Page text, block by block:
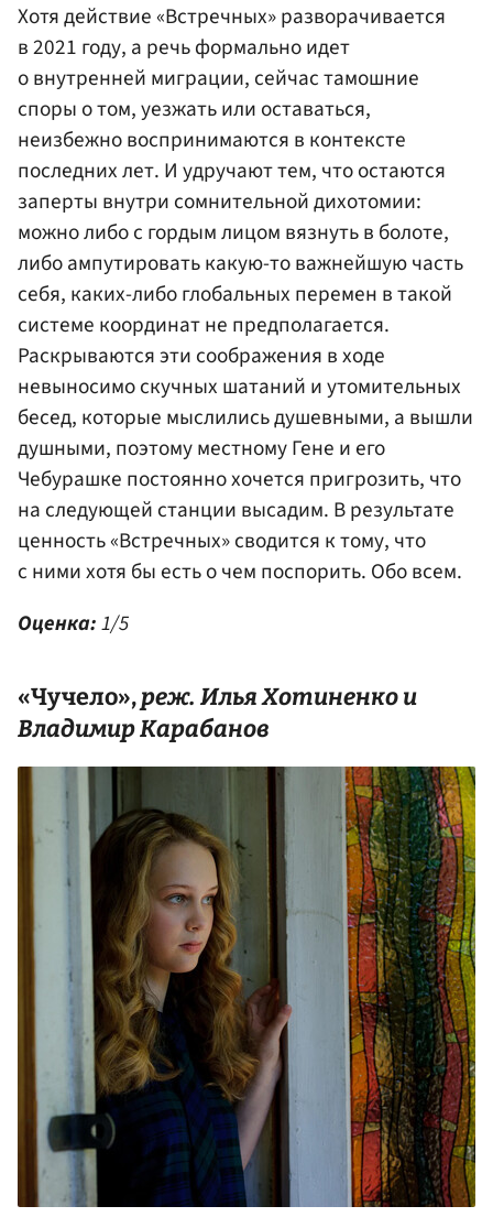
Хотя действие «Встречных» разворачивается
в 2021 году, а речь формально идет
о внутренней миграции, сейчас тамошние
споры о том, уезжать или оставаться,
неизбежно воспринимаются в контексте
последних лет. И удручают тем, что остаются
заперты внутри сомнительной дихотомии:
можно либо с гордым лицом вязнуть в болоте,
либо ампутировать какую-то важнейшую часть
себя, каких-либо глобальных перемен в такой
системе координат не предполагается.
Раскрываются эти соображения в ходе
невыносимо скучных шатаний и утомительных
бесед, которые мыслились душевными, а вышли
душными, поэтому местному Гене и его
Чебурашке постоянно хочется пригрозить, что
на следующей станции высадим. В результате
ценность «Встречных» сводится к тому, что
с ними хотя бы есть о чем поспорить. Обо всем.
Оценка:1/5
«Чучело»,реж. Илья Хотиненкои
Владимир Карабанов